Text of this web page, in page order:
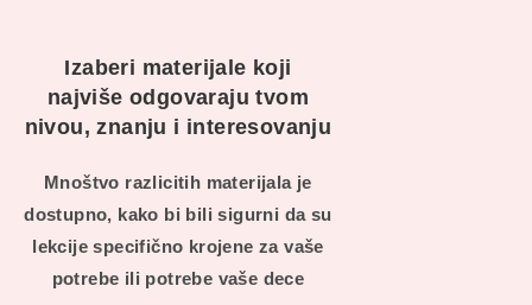
Izaberi materijale koji
najviše odgovaraju tvom
nivou, znanju i interesovanju
Mnoštvo razlicitih materijala je
dostupno, kako bi bili sigurni da su
lekcije specifično krojene za vaše
potrebe ili potrebe vaše dece